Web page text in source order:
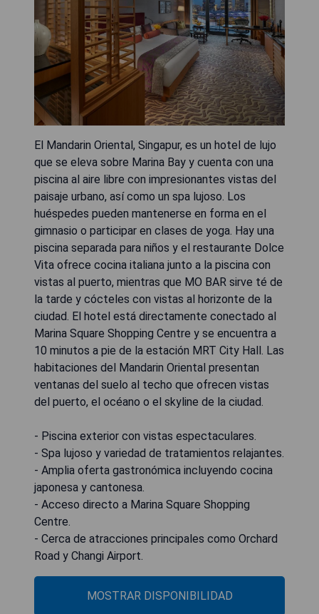
El Mandarin Oriental, Singapur, es un hotel de lujo
que se eleva sobre Marina Bay y cuenta con una
piscina al aire libre con impresionantes vistas del
paisaje urbano, así como un spa lujoso. Los
huéspedes pueden mantenerse en forma en el
gimnasio o participar en clases de yoga. Hay una
piscina separada para niños y el restaurante Dolce
Vita ofrece cocina italiana junto a la piscina con
vistas al puerto, mientras que MO BAR sirve té de
la tarde y cócteles con vistas al horizonte de la
ciudad. El hotel está directamente conectado al
Marina Square Shopping Centre y se encuentra a
10 minutos a pie de la estación MRT City Hall. Las
habitaciones del Mandarin Oriental presentan
ventanas del suelo al techo que ofrecen vistas
del puerto, el océano o el skyline de la ciudad.
- Piscina exterior con vistas espectaculares.
- Spa lujoso y variedad de tratamientos relajantes.
- Amplia oferta gastronómica incluyendo cocina
japonesa y cantonesa.
- Acceso directo a Marina Square Shopping
Centre.
- Cerca de atracciones principales como Orchard
Road y Changi Airport.
MOSTRAR DISPONIBILIDAD